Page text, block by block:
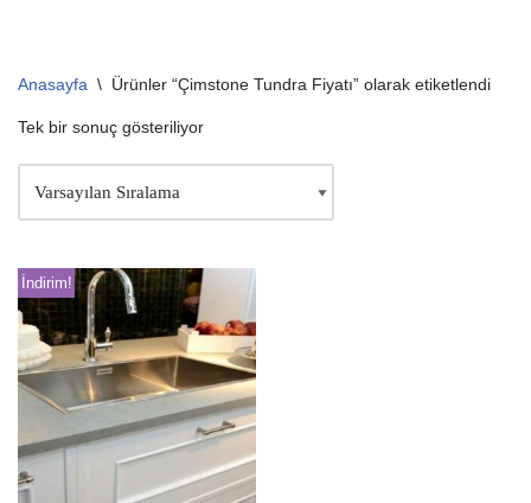
Anasayfa \ Ürünler “Çimstone Tundra Fiyatı” olarak etiketlendi
Tek bir sonuç gösteriliyor
İndirim!